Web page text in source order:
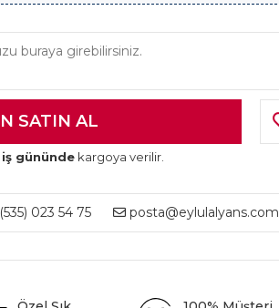
iş gününde kargoya verilir.
023 54 75 posta@eylulalyans.com